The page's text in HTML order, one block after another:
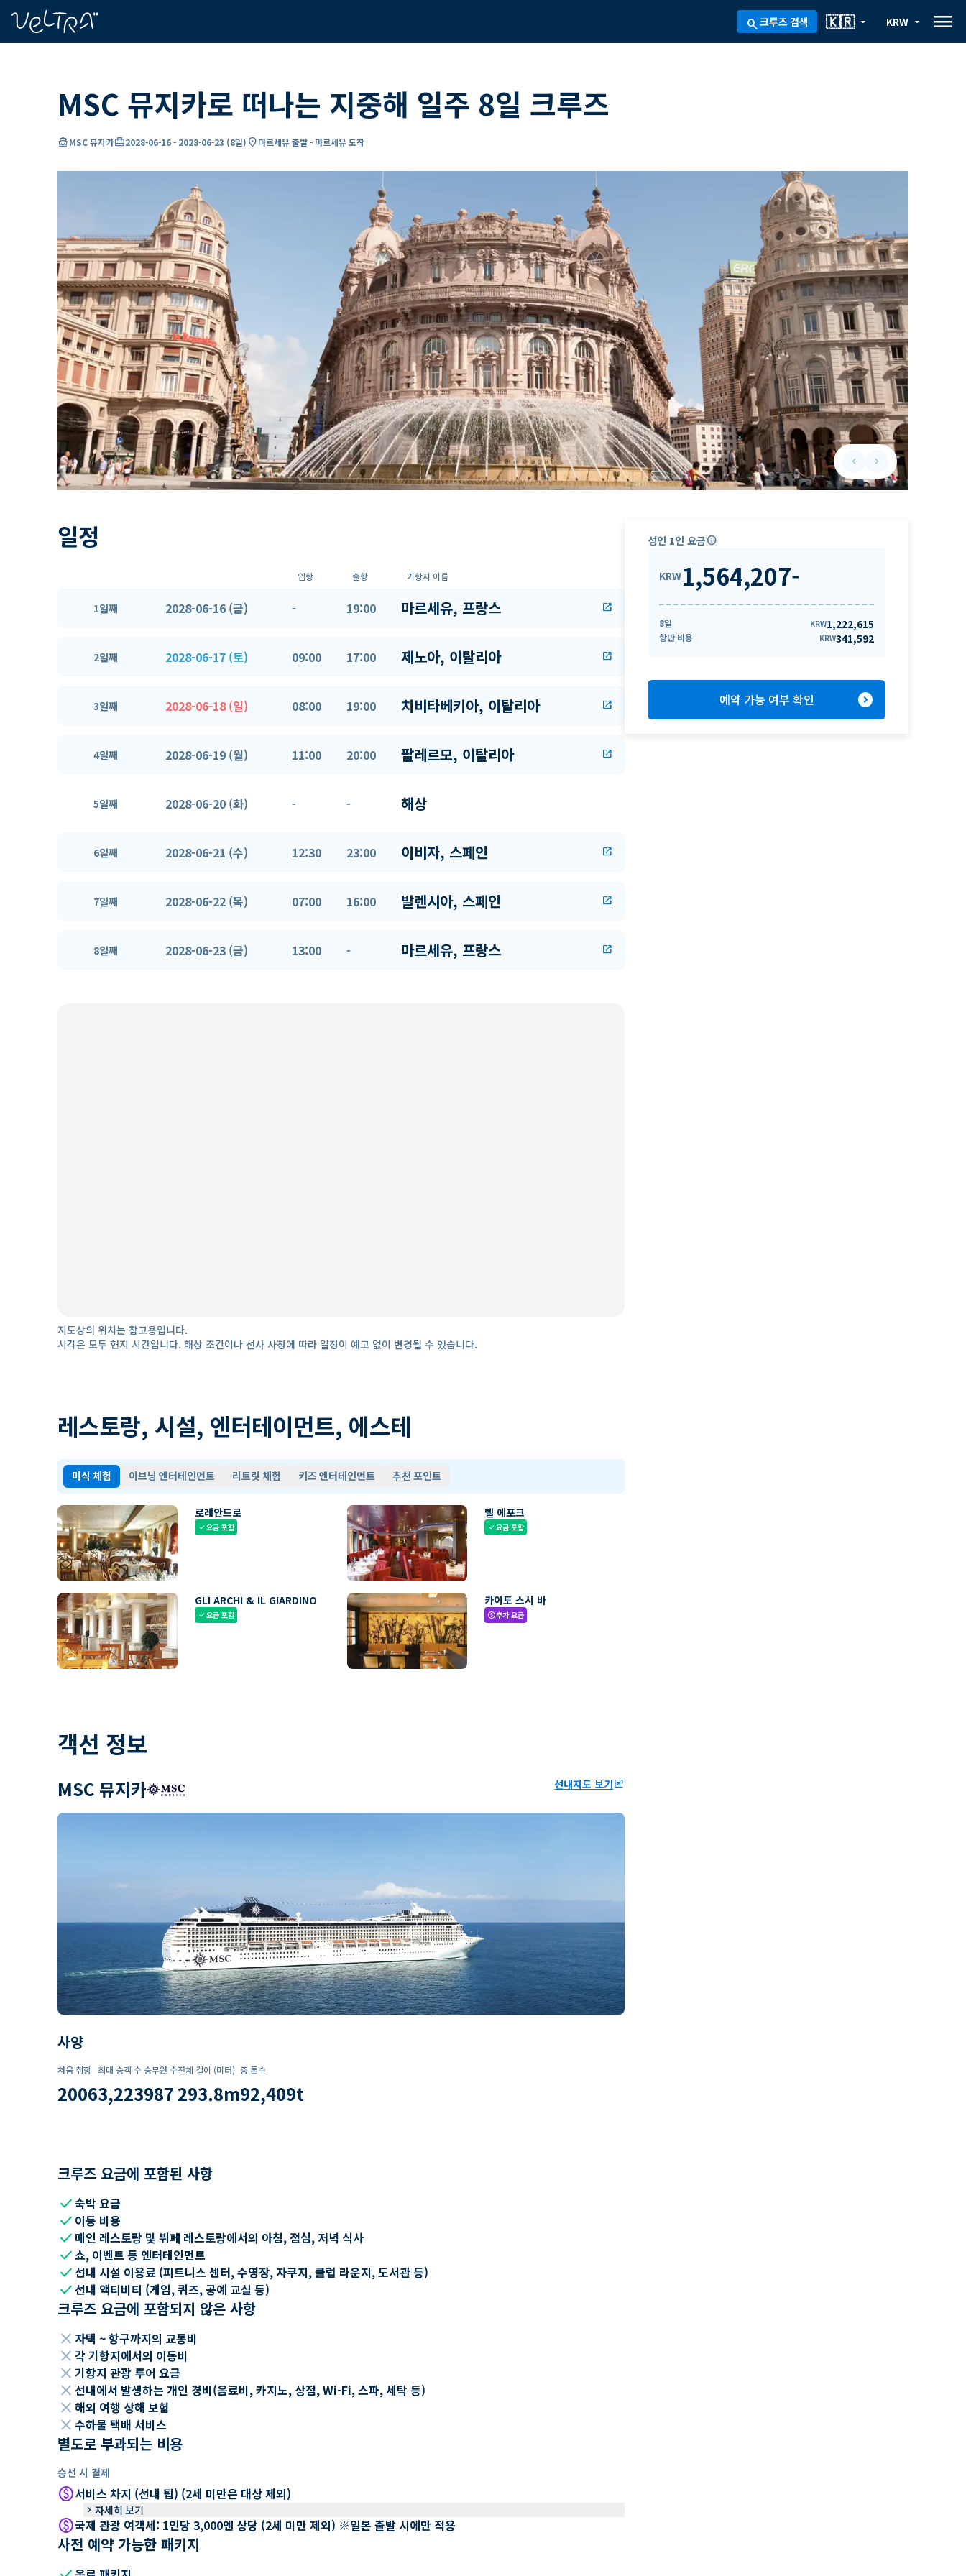
search크루즈 검색 arrow_drop_down
🇰🇷 arrow_drop_down
KRW menu
MSC 뮤지카로 떠나는 지중해 일주 8일 크루즈
directions_boatMSC 뮤지카card_travel2028-06-16- 2028-06-23 (8일) location_on마르세유 출발 - 마르세유 도착
keyboard_arrow_leftPrevious slide
keyboard_arrow_rightNext slide
일정
입항 출항 기항지 이름
1일째 2028-06-16 (금) - 19:00 마르세유, 프랑스 open_in_new
2일째 2028-06-17 (토) 09:00 17:00 제노아, 이탈리아 open_in_new
3일째 2028-06-18 (일) 08:00 19:00 치비타베키아, 이탈리아 open_in_new
4일째 2028-06-19 (월) 11:00 20:00 팔레르모, 이탈리아 open_in_new
5일째 2028-06-20 (화) - - 해상
6일째 2028-06-21 (수) 12:30 23:00 이비자, 스페인 open_in_new
7일째 2028-06-22 (목) 07:00 16:00 발렌시아, 스페인 open_in_new
8일째 2028-06-23 (금) 13:00 - 마르세유, 프랑스 open_in_new
지도상의 위치는 참고용입니다.
시각은 모두 현지 시간입니다. 해상 조건이나 선사 사정에 따라 일정이 예고 없이 변경될 수 있습니다.
레스토랑, 시설, 엔터테이먼트, 에스테
미식 체험 이브닝 엔터테인먼트 리트릿 체험 키즈 엔터테인먼트 추천 포인트
로레안드로
check요금 포함
벨 에포크
check요금 포함
GLI ARCHI & IL GIARDINO
check요금 포함
카이토 스시 바
paid추가 요금
객선 정보
MSC 뮤지카 선내지도 보기ungroup
사양
처음 취항
2006
최대 승객 수
3,223
승무원 수
987
전체 길이 (미터)
293.8m
총 톤수
92,409t
크루즈 요금에 포함된 사항
check숙박 요금
check 이동 비용
check 메인 레스토랑 및 뷔페 레스토랑에서의 아침, 점심, 저녁 식사
check쇼, 이벤트 등 엔터테인먼트
check선내 시설 이용료 (피트니스 센터, 수영장, 자쿠지, 클럽 라운지, 도서관 등)
check선내 액티비티 (게임, 퀴즈, 공예 교실 등)
크루즈 요금에 포함되지 않은 사항
close 자택 ~ 항구까지의 교통비
close 각 기항지에서의 이동비
close 기항지 관광 투어 요금
close 선내에서 발생하는 개인 경비(음료비, 카지노, 상점, Wi-Fi, 스파, 세탁 등)
close 해외 여행 상해 보험
close 수하물 택배 서비스
별도로 부과되는 비용
승선 시 결제
paid서비스 차지 (선내 팁) (2세 미만은 대상 제외)
keyboard_arrow_right 자세히 보기
paid국제 관광 여객세: 1인당 3,000엔 상당 (2세 미만 제외) ※일본 출발 시에만 적용
사전 예약 가능한 패키지
성인 1인 요금info
KRW1,564,207-
8일 KRW1,222,615
항만 비용 KRW341,592
예약 가능 여부 확인 expand_circle_right